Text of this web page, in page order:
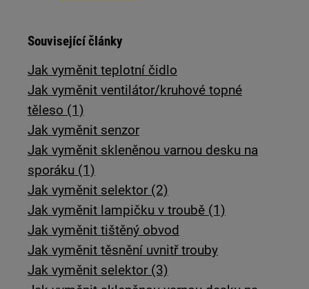
Související články
Jak vyměnit teplotní čidlo
Jak vyměnit ventilátor/kruhové topné
těleso (1)
Jak vyměnit senzor
Jak vyměnit skleněnou varnou desku na
sporáku (1)
Jak vyměnit selektor (2)
Jak vyměnit lampičku v troubě (1)
Jak vyměnit tištěný obvod
Jak vyměnit těsnění uvnitř trouby
Jak vyměnit selektor (3)